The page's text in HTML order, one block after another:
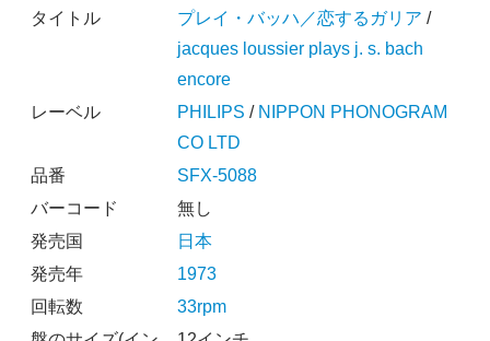
タイトル
プレイ・バッハ／恋するガリア /
jacques loussier plays j. s. bach
encore
レーベル
PHILIPS / NIPPON PHONOGRAM
CO LTD
品番
SFX-5088
バーコード
無し
発売国
日本
発売年
1973
回転数
33rpm